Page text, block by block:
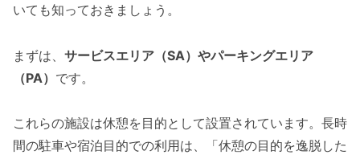
いても知っておきましょう。
まずは、 サービスエリア（SA）やパーキングエリア
（PA） です。
これらの施設は休憩を目的として設置されています。長時
間の駐車や宿泊目的での利用は、「休憩の目的を逸脱した